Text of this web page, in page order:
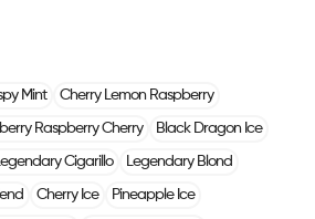
Mint Cherry Lemon Raspberry
Raspberry Cherry Black Dragon Ice
Cigarillo Legendary Blond
Cherry Ice Pineapple Ice